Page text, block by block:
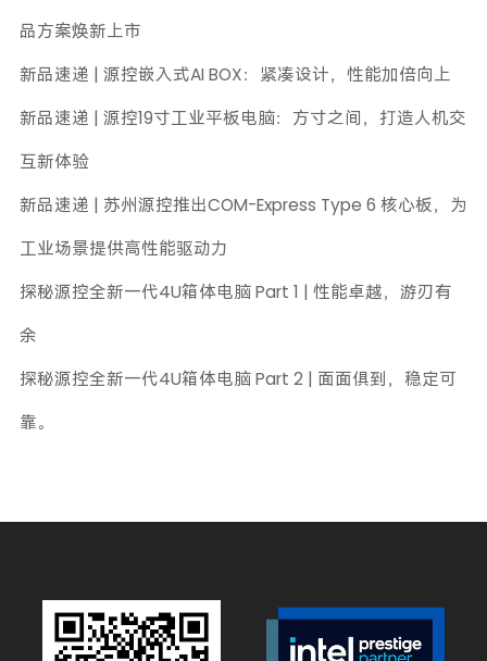
品方案焕新上市
新品速递 | 源控嵌入式AI BOX：紧凑设计，性能加倍向上
新品速递 | 源控19寸工业平板电脑：方寸之间，打造人机交
互新体验
新品速递 | 苏州源控推出COM-Express Type 6 核心板，为
工业场景提供高性能驱动力
探秘源控全新一代4U箱体电脑 Part 1 | 性能卓越，游刃有
余
探秘源控全新一代4U箱体电脑 Part 2 | 面面俱到，稳定可
靠。